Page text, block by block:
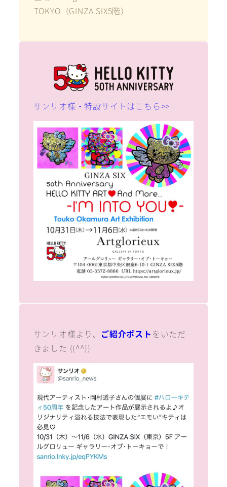
TOKYO（GINZA SIX5階）
サンリオ様・特設サイトはこちら>>
サンリオ様より、 ご紹介ポスト をいただ
きました ((^^))